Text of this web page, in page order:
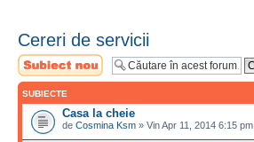
Cereri de servicii
Scrie un subiect
nou
SUBIECTE
Casa la cheie
de Cosmina Ksm » Vin Apr 11, 2014 6:15 pm